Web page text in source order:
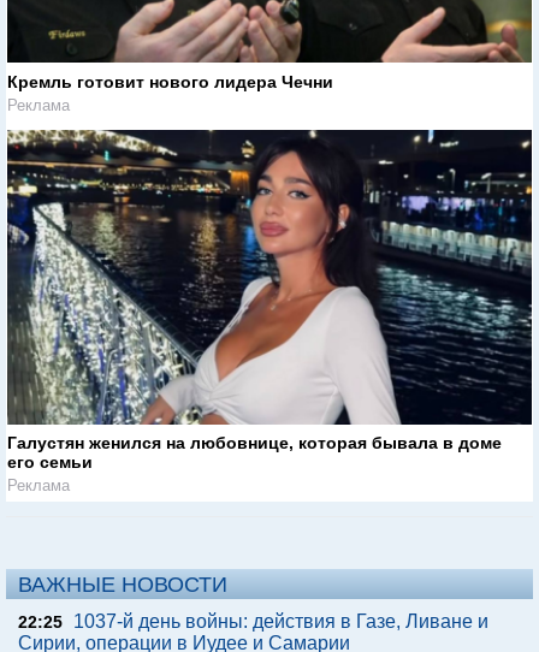
Кремль готовит нового лидера Чечни
Реклама
Галустян женился на любовнице, которая бывала в доме
его семьи
Реклама
ВАЖНЫЕ НОВОСТИ
22:25
1037-й день войны: действия в Газе, Ливане и
Сирии, операции в Иудее и Самарии